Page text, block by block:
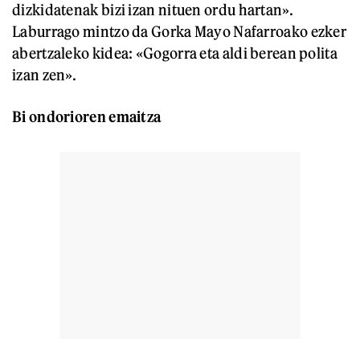
dizkidatenak bizi izan nituen ordu hartan».
Laburrago mintzo da Gorka Mayo Nafarroako ezker
abertzaleko kidea: «Gogorra eta aldi berean polita
izan zen».
Bi ondorioren emaitza